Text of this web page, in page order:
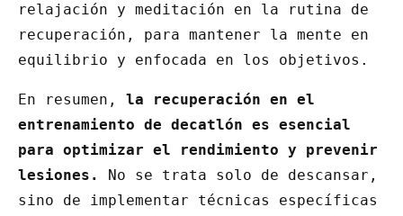
relajación y meditación en la rutina de
recuperación, para mantener la mente en
equilibrio y enfocada en los objetivos.
En resumen, la recuperación en el
entrenamiento de decatlón es esencial
para optimizar el rendimiento y prevenir
lesiones.
No se trata solo de descansar,
sino de implementar técnicas específicas